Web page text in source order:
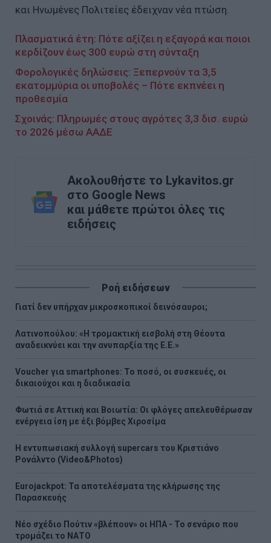
και Ηνωμένες Πολιτείες έδειχναν νέα πτώση.
Πλασματικά έτη: Πότε αξίζει η εξαγορά και ποιοι
κερδίζουν έως 300 ευρώ στη σύνταξη
Φορολογικές δηλώσεις: Ξεπερνούν τα 3,5
εκατομμύρια οι υποβολές – Πότε εκπνέει η
προθεσμία
Σχοινάς: Πληρωμές στους αγρότες 3,3 δισ. ευρώ
το 2026 μέσω ΑΑΔΕ
Ακολουθήστε το Lykavitos.gr
στο Google News
και μάθετε πρώτοι όλες τις
ειδήσεις
Ροή ειδήσεων
Γιατί δεν υπήρχαν μικροσκοπικοί δεινόσαυροι;
Λατινοπούλου: «Η τρομακτική εισβολή στη Θέουτα
αναδεικνύει και την ανυπαρξία της Ε.Ε.»
Voucher για smartphones: Το ποσό, οι συσκευές, οι
δικαιούχοι και η διαδικασία
Φωτιά σε Αττική και Βοιωτία: Οι φλόγες απελευθέρωσαν
ενέργεια ίση με έξι βόμβες Χιροσίμα
H εντυπωσιακή συλλογή supercars του Κριστιάνο
Ρονάλντο (Video&Photos)
Eurojackpot: Τα αποτελέσματα της κλήρωσης της
Παρασκευής
Νέο σχέδιο Πούτιν «βλέπουν» οι ΗΠΑ - Το σενάριο που
τρομάζει το ΝΑΤΟ